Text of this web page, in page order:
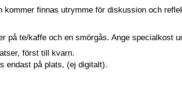
kommer finnas utrymme för diskussion och
på te/kaffe och en smörgås. Ange specialkost
först till kvarn.
endast på plats, (ej digitalt).